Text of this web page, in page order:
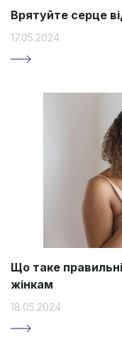
Врятуйте серце
17.05.2024
Що таке
жінкам
18.05.2024